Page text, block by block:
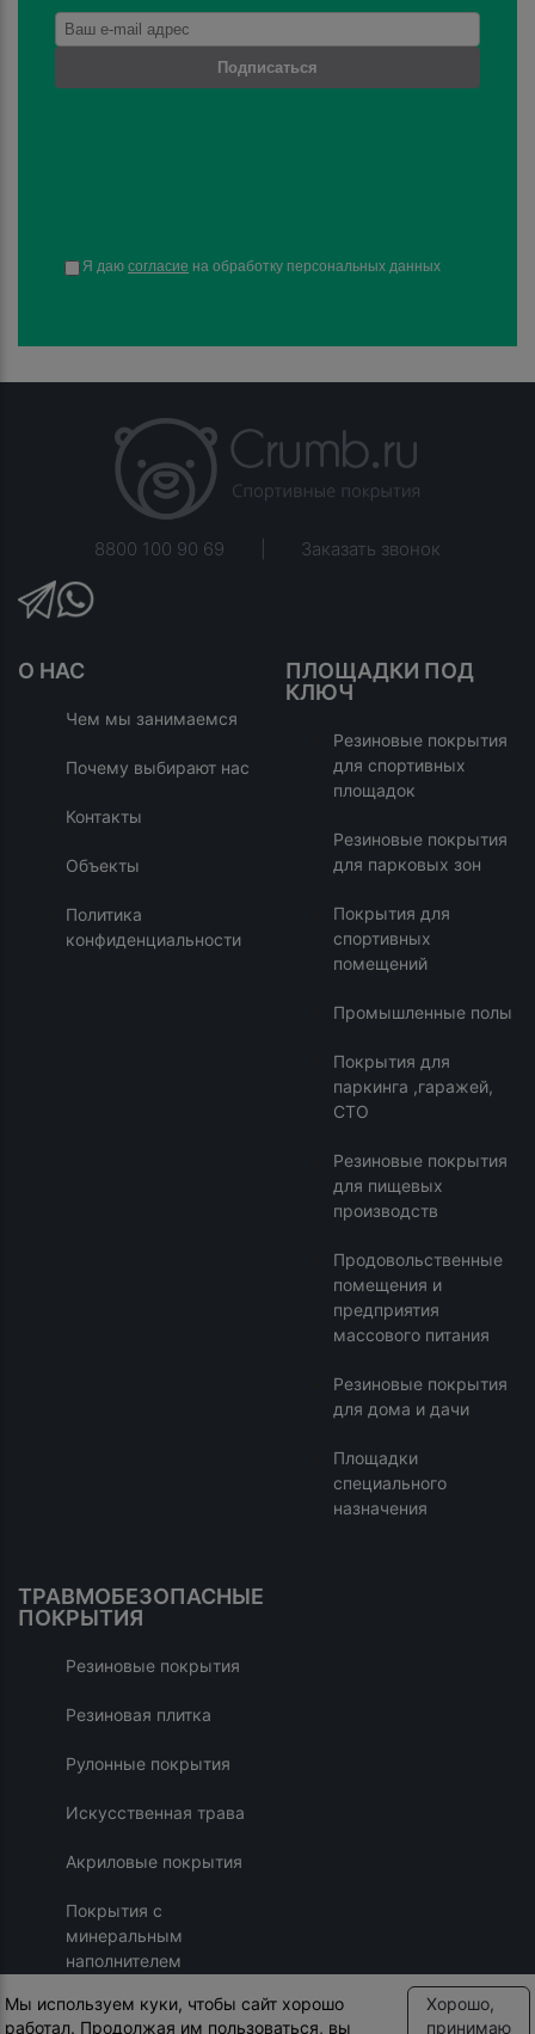
Подписаться
Я даю согласие на обработку персональных данных
8800 100 90 69 Заказать звонок
О НАС
Чем мы занимаемся
Почему выбирают нас
Контакты
Объекты
Политика
конфиденциальности
ПЛОЩАДКИ ПОД
КЛЮЧ
Резиновые покрытия
для спортивных
площадок
Резиновые покрытия
для парковых зон
Покрытия для
спортивных
помещений
Промышленные полы
Покрытия для
паркинга ,гаражей,
СТО
Резиновые покрытия
для пищевых
производств
Продовольственные
помещения и
предприятия
массового питания
Резиновые покрытия
для дома и дачи
Площадки
специального
назначения
ТРАВМОБЕЗОПАСНЫЕ
ПОКРЫТИЯ
Резиновые покрытия
Резиновая плитка
Рулонные покрытия
Искусственная трава
Акриловые покрытия
Покрытия с
минеральным
наполнителем
Мы используем куки, чтобы сайт хорошо
работал. Продолжая им пользоваться, вы
Хорошо,
принимаю